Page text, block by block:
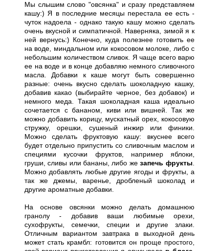
Мы слышим слово "овсянка" и сразу представляем
кашу:) Я в последние месяцы перестала ее есть -
чуток надоела - однако такую кашу можно сделать
очень вкусной и симпатичной. Наверняка, зимой я к
ней вернусь:) Конечно, куда полезнее готовить ее
на воде, миндальном или кокосовом молоке, либо с
небольшим количеством сливок. Я чаще всего варю
ее на воде и в конце добавляю немного сливочного
масла. Добавки к каше могут быть совершенно
разные: очень вкусно сделать шоколадную кашку,
добавив какао (выбирайте черное, без добавок) и
немного меда. Такая шоколадная каша идеально
сочетается с бананом, киви или вишней. Так же
можно добавить корицу, мускатный орех, кокосовую
стружку, орешки, сушеный инжир или финики.
Можно сделать фруктовую кашу: вкуснее всего
будет отдельно припустить со сливочным маслом и
специями кусочки фруктов, например яблоки,
груши, сливы или бананы, либо же запечь фрукты
Можно добавлять любые другие ягоды и фрукты, а
так же джемы, варенье, дробленый шоколад и
другие ароматные добавки.
На основе овсянки можно делать домашнюю
гранолу - добавив ваши любимые орехи,
сухофрукты, семечки, специи и другие злаки.
Отличным вариантом завтрака в выходной день
может стать крамбл: готовится он проще простого,